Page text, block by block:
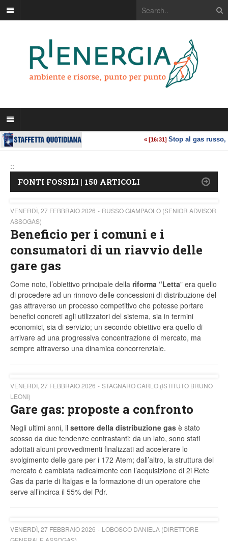
::
FONTI FOSSILI | 150 ARTICOLI
VENERDÌ, 27 FEBBRAIO 2026
RUSSO GIAMPAOLO (SENIOR ADVISOR
ASSOGAS)
Beneficio per i comuni e i
consumatori di un riavvio delle
gare gas
Come noto, l’obiettivo principale della riforma “Letta” era quello
di procedere ad un rinnovo delle concessioni di distribuzione del
gas attraverso un processo competitivo che potesse portare
benefici concreti agli utilizzatori del sistema, sia in termini
economici, sia di servizio; un secondo obiettivo era quello di
arrivare ad una progressiva concentrazione di mercato, ma
sempre attraverso una dinamica concorrenziale.
VENERDÌ, 27 FEBBRAIO 2026
STAGNARO CARLO (ISTITUTO BRUNO
LEONI)
Gare gas: proposte a confronto
Negli ultimi anni, il settore della distribuzione gas è stato
scosso da due tendenze contrastanti: da un lato, sono stati
adottati alcuni provvedimenti finalizzati ad accelerare lo
svolgimento delle gare per i 172 Atem; dall’altro, la struttura del
mercato è cambiata radicalmente con l’acquisizione di 2i Rete
Gas da parte di Italgas e la formazione di un operatore che
serve all’incirca il 55% dei Pdr.
VENERDÌ, 27 FEBBRAIO 2026
LOBOSCO DANIELA (DIRETTORE